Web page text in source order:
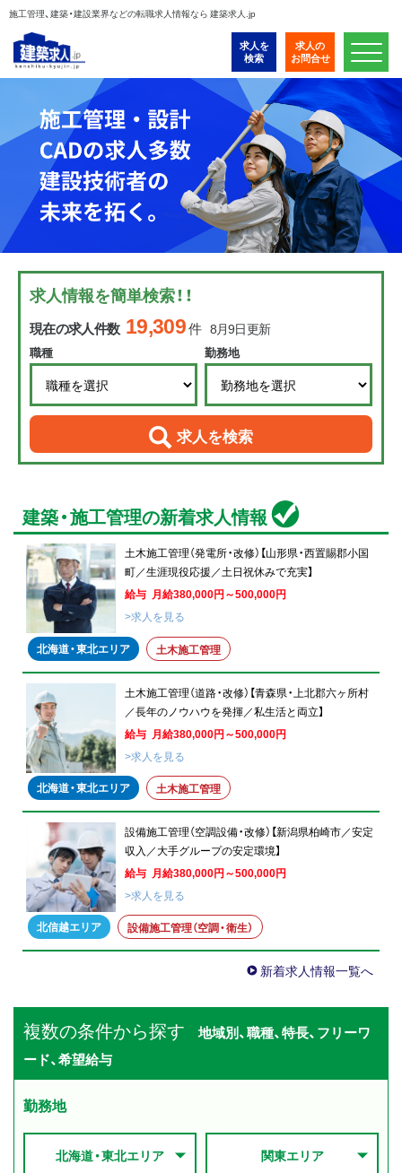
施工管理、建築・建設業界などの転職求人情報なら 建築求人.jp
求人を
検索
求人の
お問合せ
求人情報を簡単検索！！
現在の求人件数 19,309件 8月9日更新
職種 勤務地
求人を検索
建築・施工管理の新着求人情報
土木施工管理（発電所・改修）【山形県・西置賜郡小国
町／生涯現役応援／土日祝休みで充実】
給与 月給380,000円～500,000円
>求人を見る
北海道・東北エリア
土木施工管理
土木施工管理（道路・改修）【青森県・上北郡六ヶ所村
／長年のノウハウを発揮／私生活と両立】
給与 月給380,000円～500,000円
>求人を見る
北海道・東北エリア
土木施工管理
設備施工管理（空調設備・改修）【新潟県柏崎市／安定
収入／大手グループの安定環境】
給与 月給380,000円～500,000円
>求人を見る
北信越エリア
設備施工管理（空調・衛生）
新着求人情報一覧へ
複数の条件から探す
地域別、職種、特長、フリーワ
ード、希望給与
勤務地
北海道・東北エリア 関東エリア